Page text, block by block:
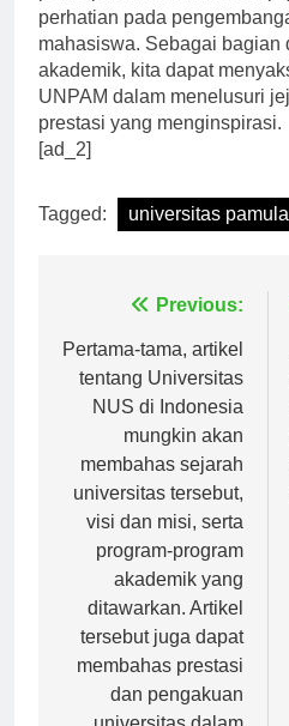
pencapaian akademis,
perhatian pada
mahasiswa. Sebagai bagian
akademik, kita dapat
UNPAM dalam menelusuri
prestasi yang menginspirasi.
universitas
pos
Pertama-tama, artikel
tentang Universitas
NUS di Indonesia
mungkin akan
membahas sejarah
universitas tersebut,
visi dan misi, serta
program-program
akademik yang
ditawarkan. Artikel
tersebut juga dapat
membahas prestasi
dan pengakuan